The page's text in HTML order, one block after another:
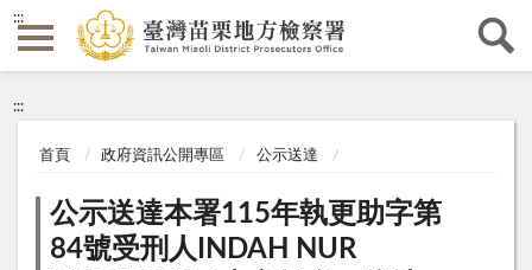
:::
:::
首頁 政府資訊公開專區 公示送達
公示送達本署115年執更助字第
84號受刑人INDAH NUR